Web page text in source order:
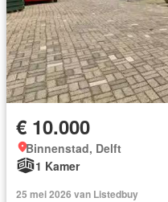
€ 10.000
Binnenstad, Delft
1 Kamer
25 mei 2026 van Listedbuy